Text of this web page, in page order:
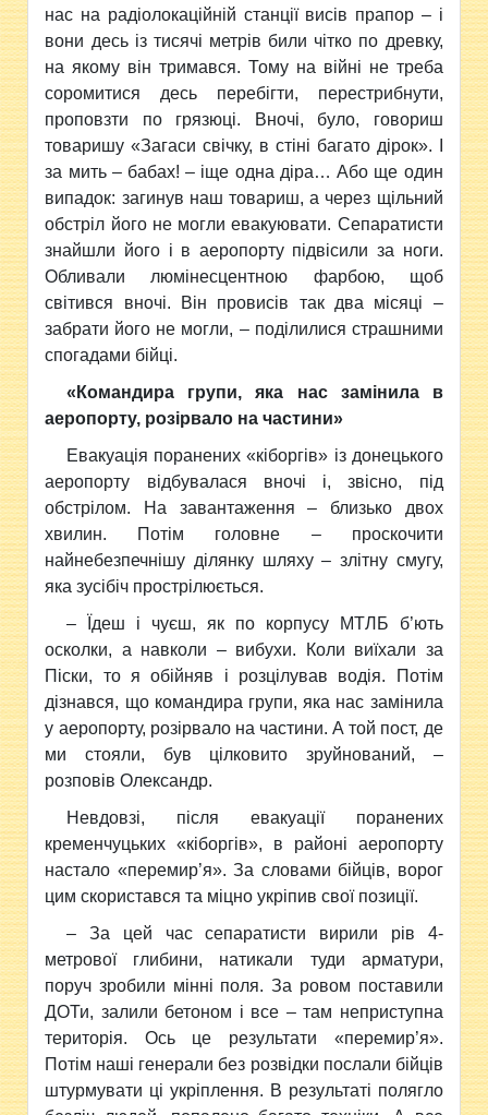
нас на радіолокаційній станції висів прапор – і
вони десь із тисячі метрів били чітко по древку,
на якому він тримався. Тому на війні не треба
соромитися десь перебігти, перестрибнути,
проповзти по грязюці. Вночі, було, говориш
товаришу «Загаси свічку, в стіні багато дірок». І
за мить – бабах! – іще одна діра… Або ще один
випадок: загинув наш товариш, а через щільний
обстріл його не могли евакуювати. Сепаратисти
знайшли його і в аеропорту підвісили за ноги.
Обливали люмінесцентною фарбою, щоб
світився вночі. Він провисів так два місяці –
забрати його не могли, – поділилися страшними
спогадами бійці.
«Командира групи, яка нас замінила в
аеропорту, розірвало на частини»
Евакуація поранених «кіборгів» із донецького
аеропорту відбувалася вночі і, звісно, під
обстрілом. На завантаження – близько двох
хвилин. Потім головне – проскочити
найнебезпечнішу ділянку шляху – злітну смугу,
яка зусібіч прострілюється.
–
Їдеш і чуєш, як по корпусу МТЛБ б’ють
осколки, а навколи – вибухи. Коли виїхали за
Піски, то я обійняв і розцілував водія. Потім
дізнався, що командира групи, яка нас замінила
у аеропорту, розірвало на частини. А той пост, де
ми стояли, був цілковито зруйнований, –
розповів Олександр.
Невдовзі, після евакуації поранених
кременчуцьких «кіборгів», в районі аеропорту
настало «перемир’я». За словами бійців, ворог
цим скористався та міцно укріпив свої позиції.
–За цей час сепаратисти вирили рів 4-
метрової глибини, натикали туди арматури,
поруч зробили мінні поля. За ровом поставили
ДОТи, залили бетоном і все – там неприступна
територія. Ось це результати «перемир’я».
Потім наші генерали без розвідки послали бійців
штурмувати ці укріплення. В результаті полягло